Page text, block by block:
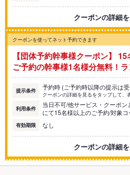
クーポンの詳細
クーポンを使ってネット予約できます
【団体予約幹事様クーポン】
ご予約の幹事様1名様分無料！ラ
提示条件 予約時 (ご予約時以降の提示は
クーポンの詳細を見るをタップして、
利用条件
当日不可/他サービス・クーポ
にて15名様以上のご予約/対象
有効期限 なし
クーポンの詳細